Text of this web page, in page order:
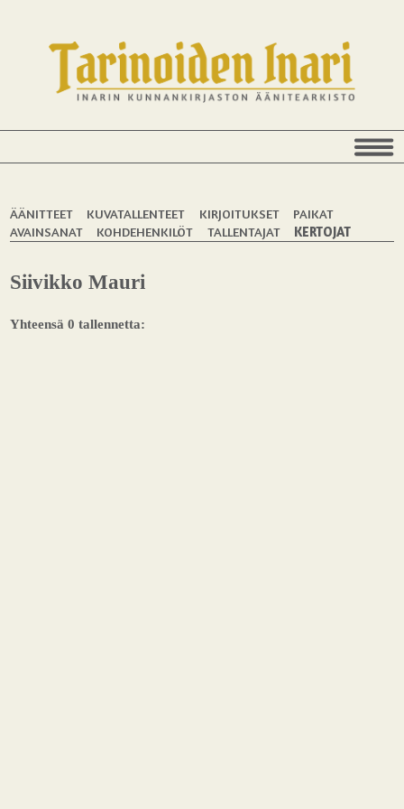
ÄÄNITTEET KUVATALLENTEET KIRJOITUKSET
PAIKAT
AVAINSANAT
KOHDEHENKILÖT TALLENTAJAT KERTOJAT
Siivikko Mauri
Yhteensä 0 tallennetta: